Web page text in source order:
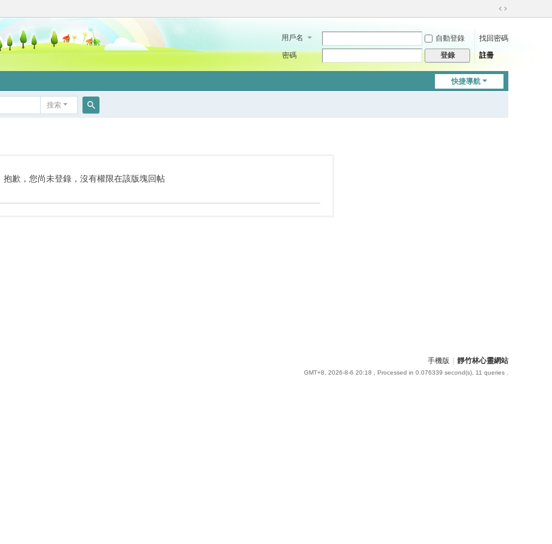
切
到
用戶名 自動登錄
找回密碼
密碼
登錄 註冊
快捷導航
搜索
抱歉，您尚未登錄，沒有權限在該版塊回帖
手機版 靜竹林心靈網站
GMT+8, 2026-8-6 20:18 , Processed in 0.076339 second(s), 11 queries .